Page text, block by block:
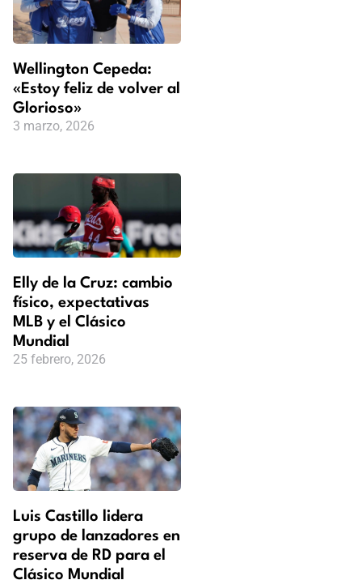
Wellington Cepeda:
«Estoy feliz de volver al
Glorioso»
3 marzo, 2026
Elly de la Cruz: cambio
físico, expectativas
MLB y el Clásico
Mundial
25 febrero, 2026
Luis Castillo lidera
grupo de lanzadores en
reserva de RD para el
Clásico Mundial